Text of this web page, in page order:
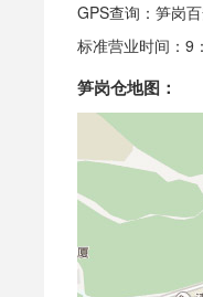
GPS查询：笋岗
标准营业时间：9
笋岗仓地图：